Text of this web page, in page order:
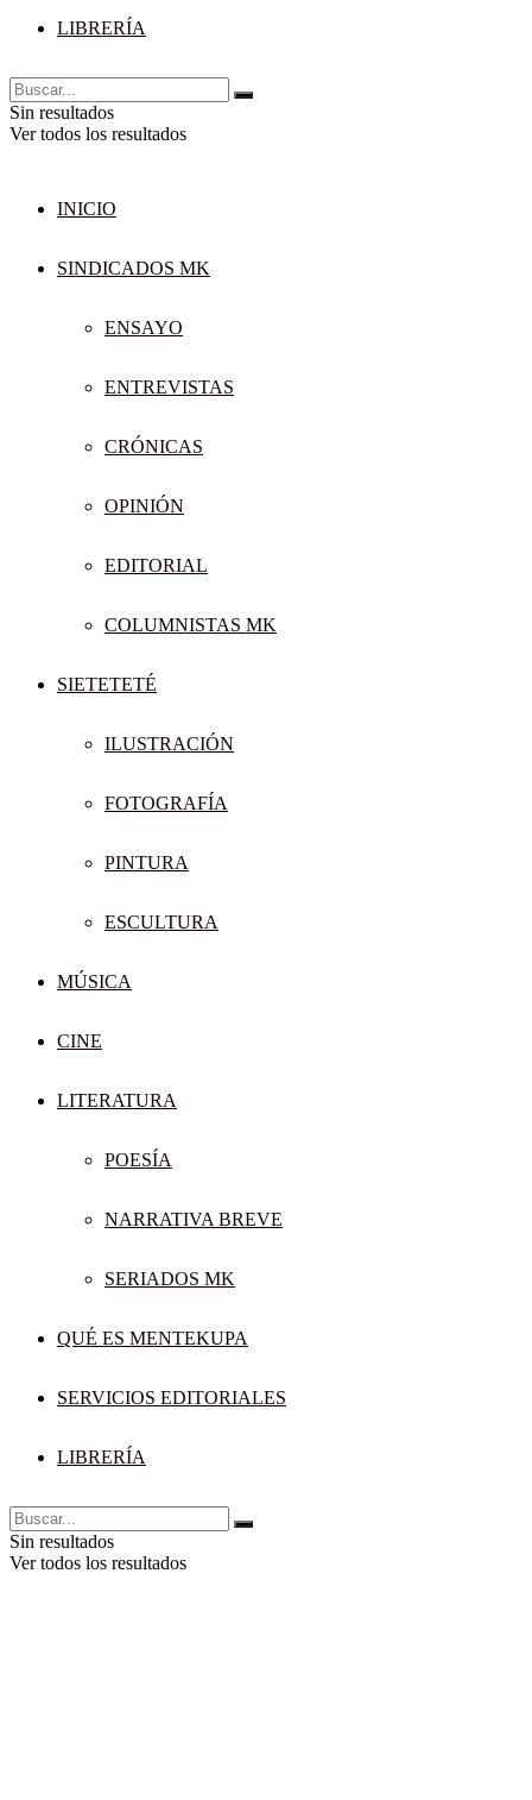
LIBRERÍA
Sin resultados
Ver todos los resultados
INICIO
SINDICADOS MK
ENSAYO
ENTREVISTAS
CRÓNICAS
OPINIÓN
EDITORIAL
COLUMNISTAS MK
SIETETETÉ
ILUSTRACIÓN
FOTOGRAFÍA
PINTURA
ESCULTURA
MÚSICA
CINE
LITERATURA
POESÍA
NARRATIVA BREVE
SERIADOS MK
QUÉ ES MENTEKUPA
SERVICIOS EDITORIALES
LIBRERÍA
Sin resultados
Ver todos los resultados